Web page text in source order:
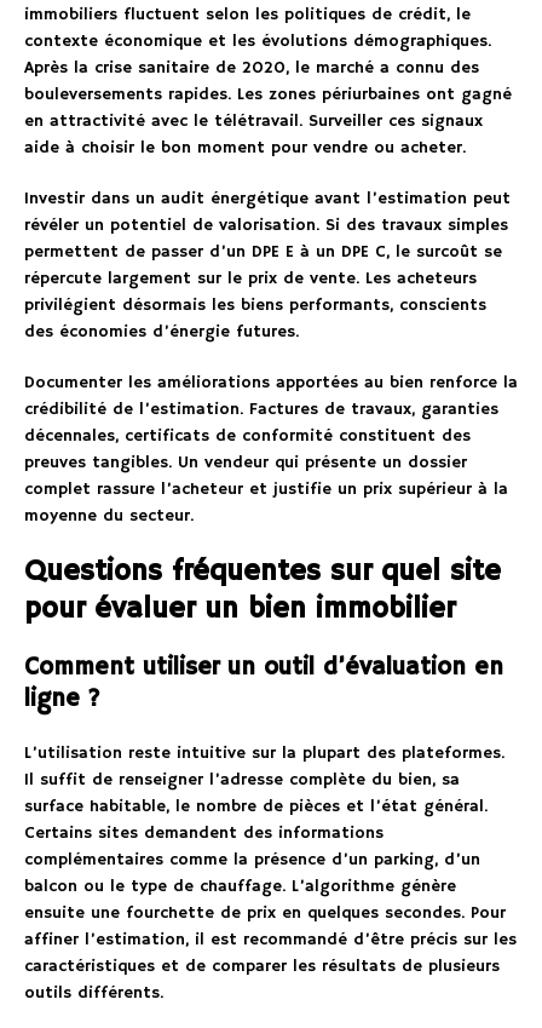
immobiliers fluctuent selon les politiques de crédit, le
contexte économique et les évolutions démographiques.
Après la crise sanitaire de 2020, le marché a connu des
bouleversements rapides. Les zones périurbaines ont gagné
en attractivité avec le télétravail. Surveiller ces signaux
aide à choisir le bon moment pour vendre ou acheter.
Investir dans un audit énergétique avant l’estimation peut
révéler un potentiel de valorisation. Si des travaux simples
permettent de passer d’un DPE E à un DPE C, le surcoût se
répercute largement sur le prix de vente. Les acheteurs
privilégient désormais les biens performants, conscients
des économies d’énergie futures.
Documenter les améliorations apportées au bien renforce la
crédibilité de l’estimation. Factures de travaux, garanties
décennales, certificats de conformité constituent des
preuves tangibles. Un vendeur qui présente un dossier
complet rassure l’acheteur et justifie un prix supérieur à la
moyenne du secteur.
Questions fréquentes sur quel site
pour évaluer un bien immobilier
Comment utiliser un outil d’évaluation en
ligne ?
L’utilisation reste intuitive sur la plupart des plateformes.
Il suffit de renseigner l’adresse complète du bien, sa
surface habitable, le nombre de pièces et l’état général.
Certains sites demandent des informations
complémentaires comme la présence d’un parking, d’un
balcon ou le type de chauffage. L’algorithme génère
ensuite une fourchette de prix en quelques secondes. Pour
affiner l’estimation, il est recommandé d’être précis sur les
caractéristiques et de comparer les résultats de plusieurs
outils différents.